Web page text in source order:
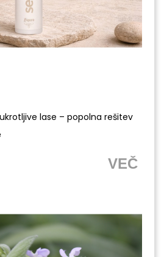
lase – popolna rešitev
VEČ